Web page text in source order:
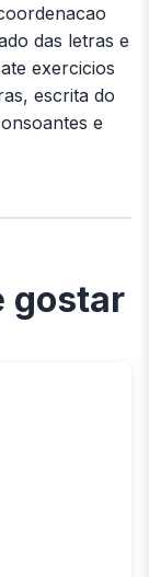
das letras e
exercicios
escrita do
e
gostar